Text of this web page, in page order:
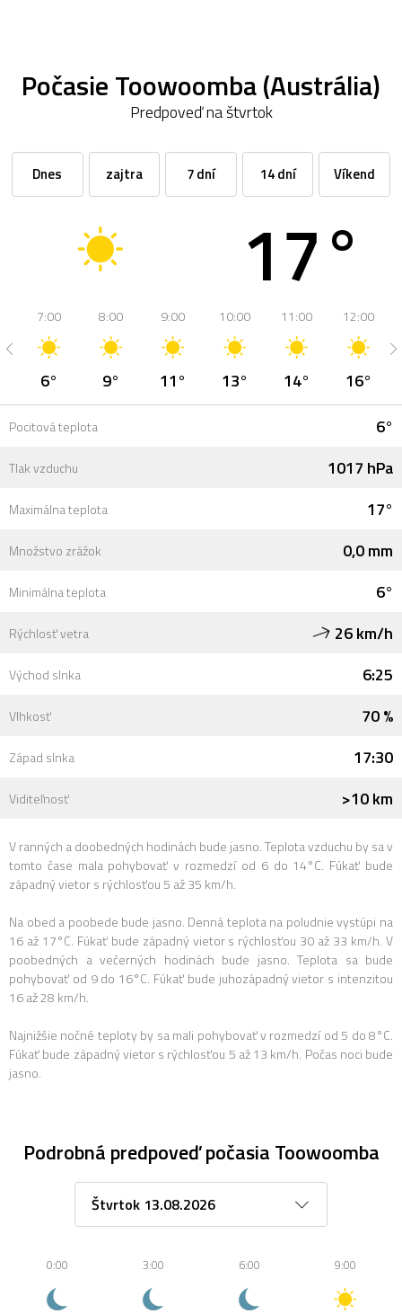
Počasie Toowoomba (Austrália)
Predpoveď na štvrtok
Dnes zajtra 7 dní 14 dní Víkend
17°
7:00
6°
8:00
9°
9:00
11°
10:00
13°
11:00
14°
12:00
16°
Pocitová teplota 6°
Tlak vzduchu 1017 hPa
Maximálna teplota 17°
Množstvo zrážok 0,0 mm
Minimálna teplota 6°
Rýchlosť vetra 26 km/h
Východ slnka 6:25
Vlhkosť 70 %
Západ slnka 17:30
Viditeľnosť >10 km
V ranných a doobedných hodinách bude jasno. Teplota vzduchu by sa v
tomto čase mala pohybovať v rozmedzí od 6 do 14°C. Fúkať bude
západný vietor s rýchlosťou 5 až 35 km/h.
Na obed a poobede bude jasno. Denná teplota na poludnie vystúpi na
16 až 17°C. Fúkať bude západný vietor s rýchlosťou 30 až 33 km/h. V
poobedných a večerných hodinách bude jasno. Teplota sa bude
pohybovať od 9 do 16°C. Fúkať bude juhozápadný vietor s intenzitou
16 až 28 km/h.
Najnižšie nočné teploty by sa mali pohybovať v rozmedzí od 5 do 8°C.
Fúkať bude západný vietor s rýchlosťou 5 až 13 km/h. Počas noci bude
jasno.
Podrobná predpoveď počasia Toowoomba
0:00 3:00 6:00 9:00